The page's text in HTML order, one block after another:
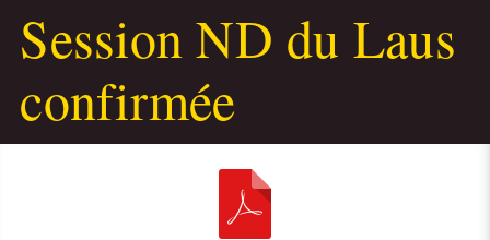
Session ND du Laus
confirmée